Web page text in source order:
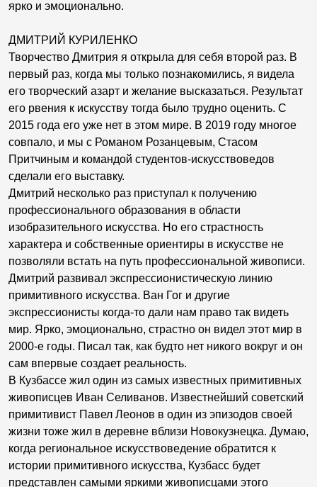
ярко и эмоционально.
ДМИТРИЙ КУРИЛЕНКО
Творчество Дмитрия я открыла для себя второй раз. В
первый раз, когда мы только познакомились, я видела
его творческий азарт и желание высказаться. Результат
его рвения к искусству тогда было трудно оценить. С
2015 года его уже нет в этом мире. В 2019 году многое
совпало, и мы с Романом Розанцевым, Стасом
Притчиным и командой студентов-искусствоведов
сделали его выставку.
Дмитрий несколько раз приступал к получению
профессионального образования в области
изобразительного искусства. Но его страстность
характера и собственные ориентиры в искусстве не
позволяли встать на путь профессиональной живописи.
Дмитрий развивал экспрессионистическую линию
примитивного искусства. Ван Гог и другие
экспрессионисты когда-то дали нам право так видеть
мир. Ярко, эмоционально, страстно он видел этот мир в
2000-е годы. Писал так, как будто нет никого вокруг и он
сам впервые создает реальность.
В Кузбассе жил один из самых известных примитивных
живописцев Иван Селиванов. Известнейший советский
примитивист Павел Леонов в один из эпизодов своей
жизни тоже жил в деревне вблизи Новокузнецка. Думаю,
когда региональное искусствоведение обратится к
истории примитивного искусства, Кузбасс будет
представлен самыми яркими живописцами этого